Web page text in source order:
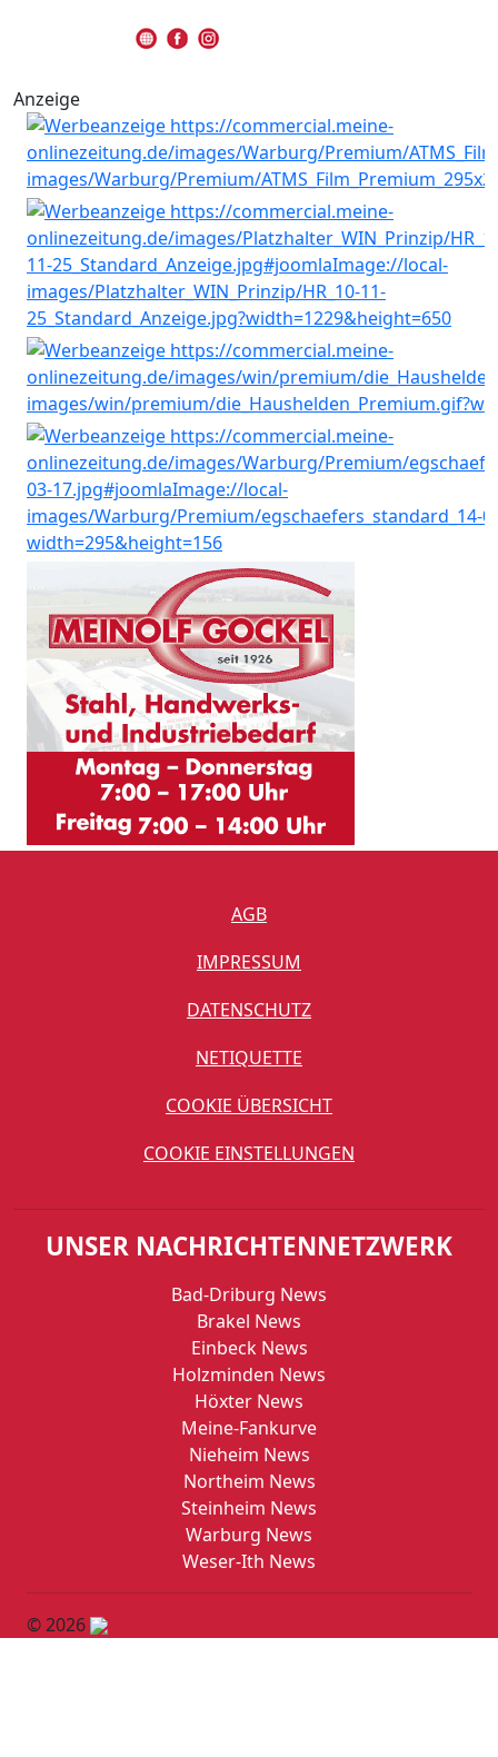
Anzeige
AGB
IMPRESSUM
DATENSCHUTZ
NETIQUETTE
COOKIE ÜBERSICHT
COOKIE EINSTELLUNGEN
UNSER NACHRICHTENNETZWERK
Bad-Driburg News
Brakel News
Einbeck News
Holzminden News
Höxter News
Meine-Fankurve
Nieheim News
Northeim News
Steinheim News
Warburg News
Weser-Ith News
© 2026